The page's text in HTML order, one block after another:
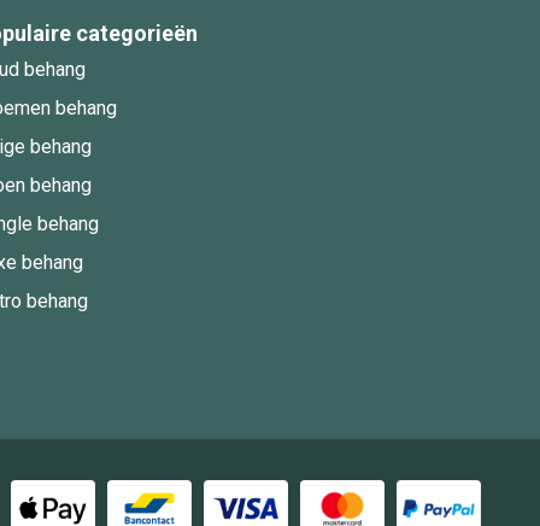
categorieën
behang
behang
behang
behang
behang
behang
behang